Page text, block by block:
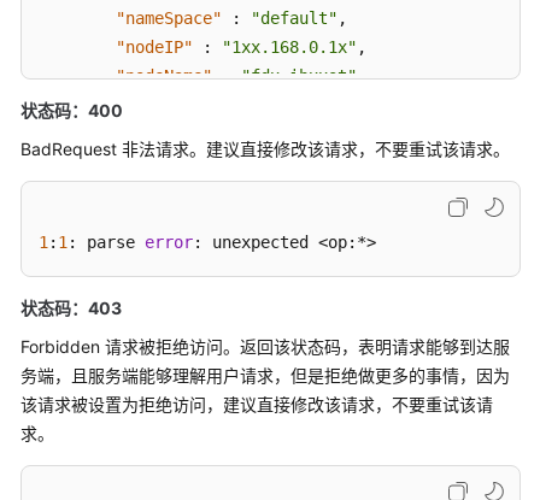
使
前
必
览
如
何
"nameSpace"
: "default" ,
"nodeIP"
: "1xx.168.0.1x" ,
"nodeName" : "fdx-ibxxst"
},
}
]
状态码：400
BadRequest 非法请求。建议直接修改该请求，不要重试该请求。
1 : 1 : parse error: unexpected <op:*>
状态码：403
Forbidden 请求被拒绝访问。返回该状态码，表明请求能够到达服
务端，且服务端能够理解用户请求，但是拒绝做更多的事情，因为
该请求被设置为拒绝访问，建议直接修改该请求，不要重试该请
求。